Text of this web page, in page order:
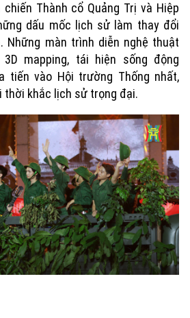
Thành cổ Quảng Trị và Hiệp
dấu mốc lịch sử làm thay đổi
Những màn trình diễn nghệ thuật
mapping, tái hiện sống động
tiến vào Hội trường Thống nhất,
thời khắc lịch sử trọng đại.